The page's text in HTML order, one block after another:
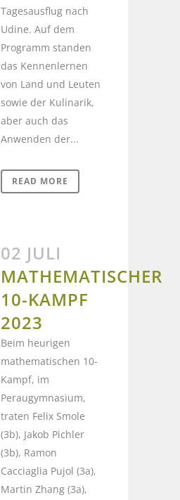
Tagesausflug nach
Udine. Auf dem
Programm standen
das Kennenlernen
von Land und Leuten
sowie der Kulinarik,
aber auch das
Anwenden der...
READ MORE
02 JULI
MATHEMATISCHER
10-KAMPF
2023
Beim heurigen
mathematischen 10-
Kampf, im
Peraugymnasium,
traten Felix Smole
(3b), Jakob Pichler
(3b), Ramon
Cacciaglia Pujol (3a),
Martin Zhang (3a),